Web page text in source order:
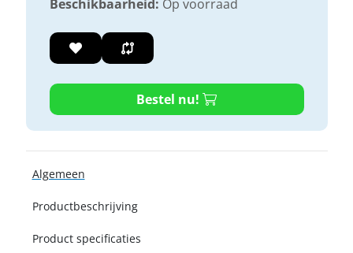
Beschikbaarheid: Op voorraad
Bestel nu!
Algemeen
Productbeschrijving
Product specificaties